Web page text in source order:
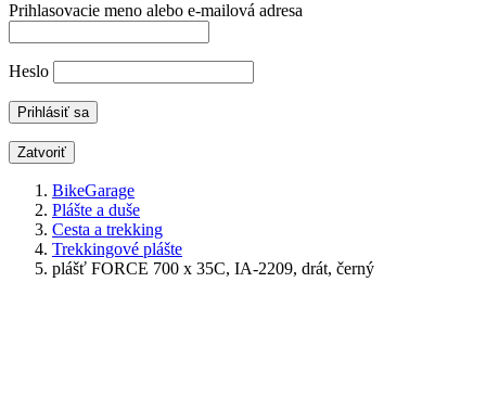
Prihlasovacie meno alebo e-mailová adresa
Heslo
Zatvoriť
BikeGarage
Plášte a duše
Cesta a trekking
Trekkingové plášte
plášť FORCE 700 x 35C, IA-2209, drát, černý